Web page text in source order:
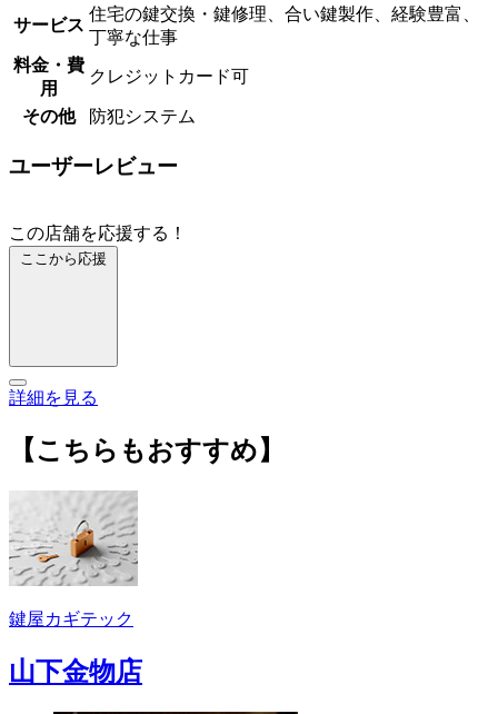
サービス
住宅の鍵交換・鍵修理、合い鍵製作、経験豊富、
丁寧な仕事
料金・費
用
クレジットカード可
その他 防犯システム
ユーザーレビュー
この店舗を応援する！
ここから応援
詳細を見る
【こちらもおすすめ】
鍵屋カギテック
山下金物店